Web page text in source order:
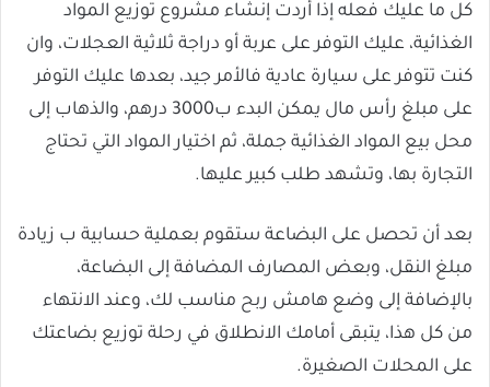
كل ما عليك فعله إذا أردت إنشاء مشروع توزيع المواد
الغذائية، عليك التوفر على عربة أو دراجة ثلاثية العجلات، وان
كنت تتوفر على سيارة عادية فالأمر جيد، بعدها عليك التوفر
على مبلغ رأس مال يمكن البدء ب3000 درهم، والذهاب إلى
محل بيع المواد الغذائية جملة، ثم اختيار المواد التي تحتاج
التجارة بها، وتشهد طلب كبير عليها.
بعد أن تحصل على البضاعة ستقوم بعملية حسابية ب زيادة
مبلغ النقل، وبعض المصارف المضافة إلى البضاعة،
بالإضافة إلى وضع هامش ربح مناسب لك، وعند الانتهاء
من كل هذا، يتبقى أمامك الانطلاق في رحلة توزيع بضاعتك
على المحلات الصغيرة.